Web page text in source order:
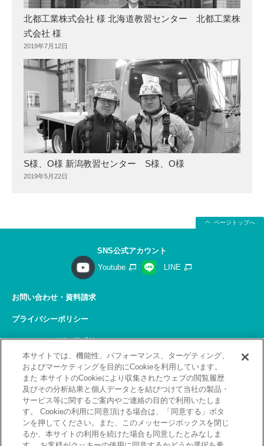
北都工業株式会社 様 北海道教習センター 北都工業株
式会社 様
2019年7月12日
S様、O様 新潟教習センター S様、O様
2019年5月22日
ページトップへ
SNS公式アカウント
Youtube
LINE
お問い合わせ・資料請求
プライバシーポリシー
ソーシャルメディアポリシー
サイトの利用について
サイトマップ
関連リンク
採用情報
本サイトでは、機能性、パフォーマンス、ターゲティング、
およびマーケティングを目的にCookieを利用しています。
また 本サイトのCookieにより収集されたウェブの閲覧履歴
及びその分析結果と個人データとを結びつけて当社の製品・
サービス等に関するご案内やご連絡の目的で利用いたしま
す。 Cookieの利用に同意頂ける場合は、「同意する」ボタ
ンを押してください。また、このメッセージボックスを閉じ
るか、本サイトの利用を続けた場合も同意したとみなしま